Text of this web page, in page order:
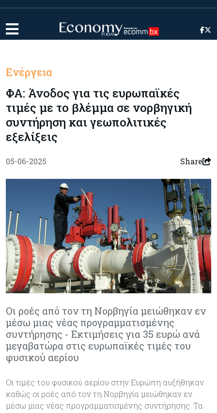
Ενέργεια
ΦΑ: Άνοδος για τις ευρωπαϊκές
τιμές με το βλέμμα σε νορβηγική
συντήρηση και γεωπολιτικές
εξελίξεις
05-06-2025 Share
Oι ροές από τον τη Νορβηγία μειώθηκαν εν
μέσω μιας νέας προγραμματισμένης
συντήρησης - Εκτιμήσεις για 35 ευρώ ανά
μεγαβατώρα στις ευρωπαϊκές τιμές του
φυσικού αερίου
Οι τιμές του φυσικού αερίου στην Ευρώπη αυξήθηκαν
καθώς οι ροές από τον τη Νορβηγία μειώθηκαν εν
μέσω μιας νέας προγραμματισμένης συντήρησης. Τα